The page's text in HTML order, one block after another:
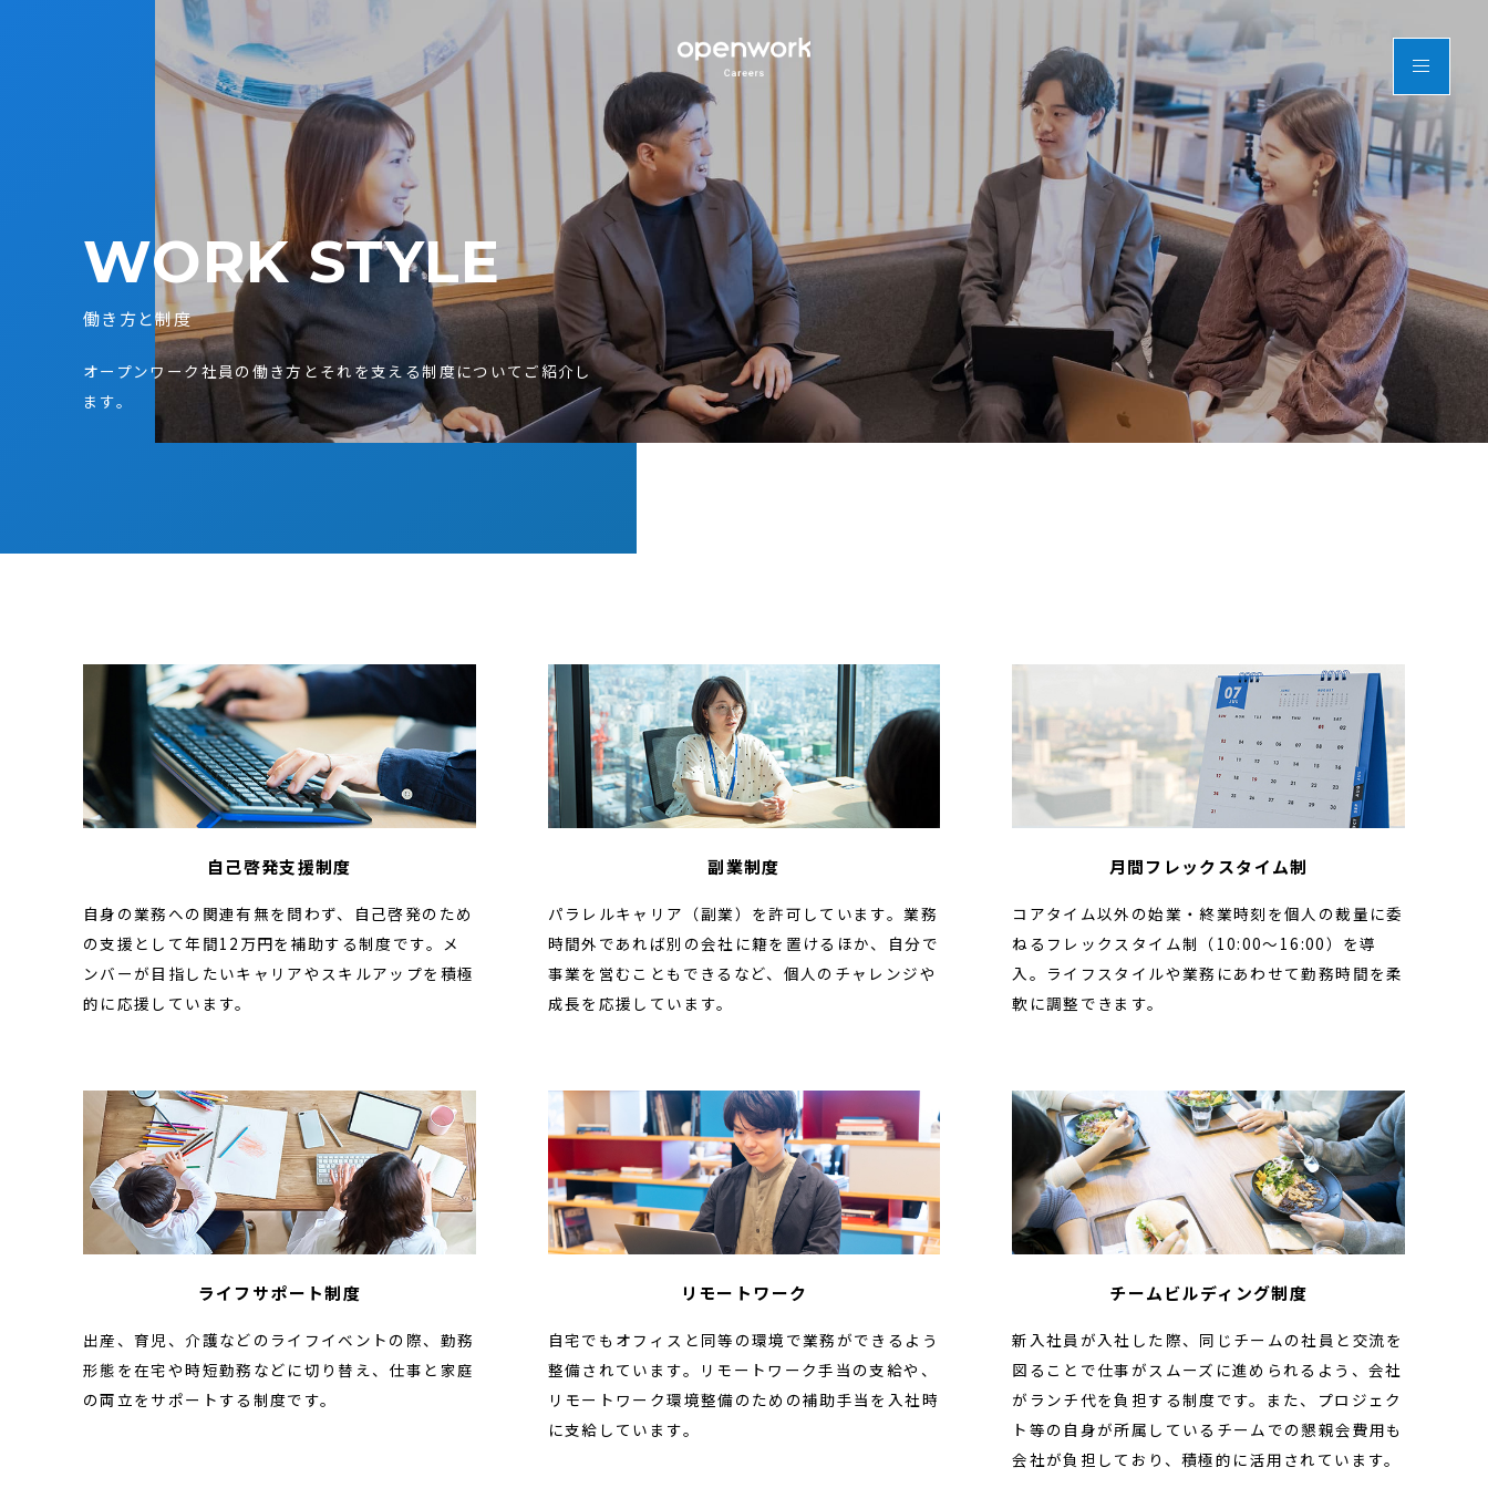
WORK STYLE
働き方と制度
オープンワーク社員の働き方とそれを支える制度についてご紹介し
ます。
自己啓発支援制度
自身の業務への関連有無を問わず、自己啓発のため
の支援として年間12万円を補助する制度です。メ
ンバーが目指したいキャリアやスキルアップを積極
的に応援しています。
副業制度
パラレルキャリア（副業）を許可しています。業務
時間外であれば別の会社に籍を置けるほか、自分で
事業を営むこともできるなど、個人のチャレンジや
成長を応援しています。
月間フレックスタイム制
コアタイム以外の始業・終業時刻を個人の裁量に委
ねるフレックスタイム制（10:00～16:00）を導
入。ライフスタイルや業務にあわせて勤務時間を柔
軟に調整できます。
ライフサポート制度
出産、育児、介護などのライフイベントの際、勤務
形態を在宅や時短勤務などに切り替え、仕事と家庭
の両立をサポートする制度です。
リモートワーク
自宅でもオフィスと同等の環境で業務ができるよう
整備されています。リモートワーク手当の支給や、
リモートワーク環境整備のための補助手当を入社時
に支給しています。
チームビルディング制度
新入社員が入社した際、同じチームの社員と交流を
図ることで仕事がスムーズに進められるよう、会社
がランチ代を負担する制度です。また、プロジェク
ト等の自身が所属しているチームでの懇親会費用も
会社が負担しており、積極的に活用されています。